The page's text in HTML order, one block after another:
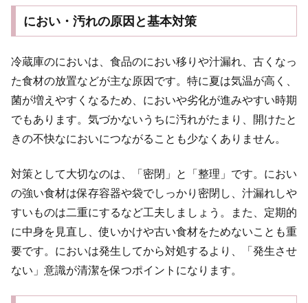
におい・汚れの原因と基本対策
冷蔵庫のにおいは、食品のにおい移りや汁漏れ、古くなっ
た食材の放置などが主な原因です。特に夏は気温が高く、
菌が増えやすくなるため、においや劣化が進みやすい時期
でもあります。気づかないうちに汚れがたまり、開けたと
きの不快なにおいにつながることも少なくありません。
対策として大切なのは、「密閉」と「整理」です。におい
の強い食材は保存容器や袋でしっかり密閉し、汁漏れしや
すいものは二重にするなど工夫しましょう。また、定期的
に中身を見直し、使いかけや古い食材をためないことも重
要です。においは発生してから対処するより、「発生させ
ない」意識が清潔を保つポイントになります。